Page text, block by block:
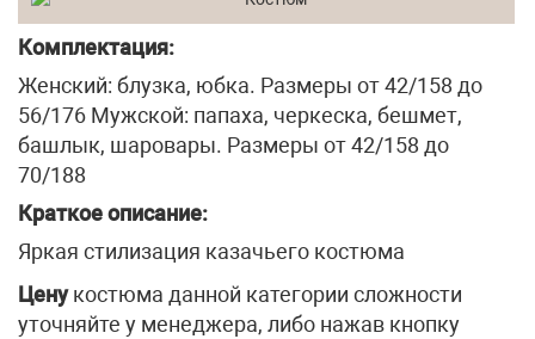
Комплектация:
Женский: блузка, юбка. Размеры от 42/158 до
56/176 Мужской: папаха, черкеска, бешмет,
башлык, шаровары. Размеры от 42/158 до
70/188
Краткое описание:
Яркая стилизация казачьего костюма
Ценукостюма данной категории сложности
уточняйте у менеджера, либо нажав кнопку